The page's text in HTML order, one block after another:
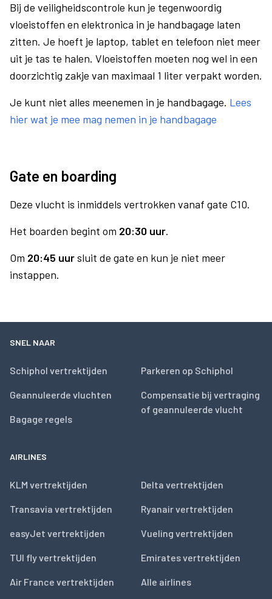
Bij de veiligheidscontrole kun je tegenwoordig
vloeistoffen en elektronica in je handbagage laten
zitten. Je hoeft je laptop, tablet en telefoon niet meer
uit je tas te halen. Vloeistoffen moeten nog wel in een
doorzichtig zakje van maximaal 1 liter verpakt worden.
Je kunt niet alles meenemen in je handbagage. Lees
hier wat je mee mag nemen in je handbagage
Gate en boarding
Deze vlucht is inmiddels vertrokken vanaf gate C10.
Het boarden begint om 20:30 uur.
Om 20:45 uursluit de gate en kun je niet meer
instappen.
SNEL NAAR
Schiphol vertrektijden
Geannuleerde vluchten
Bagage regels
Parkeren op Schiphol
Compensatie bij vertraging
of geannuleerde vlucht
AIRLINES
KLM vertrektijden
Transavia vertrektijden
easyJet vertrektijden
TUI fly vertrektijden
Air France vertrektijden
Delta vertrektijden
Ryanair vertrektijden
Vueling vertrektijden
Emirates vertrektijden
Alle airlines